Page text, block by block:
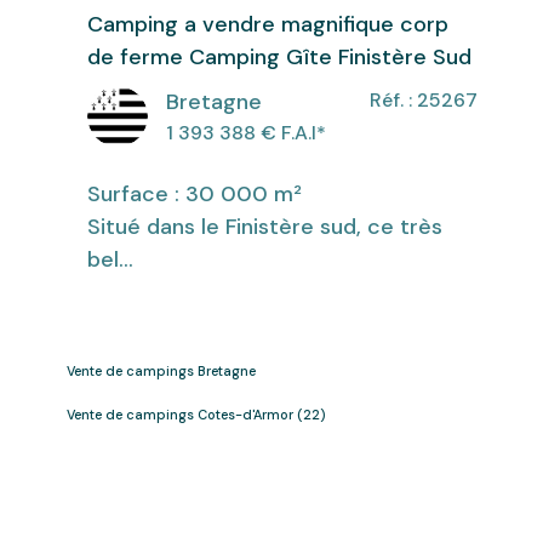
Camping a vendre magnifique corp
de ferme Camping Gîte Finistère Sud
Réf. : 25267
Bretagne
1 393 388 € F.A.I*
Surface : 30 000 m²
Situé dans le Finistère sud, ce très
bel...
Vente de campings Bretagne
Vente de campings Cotes-d'Armor (22)